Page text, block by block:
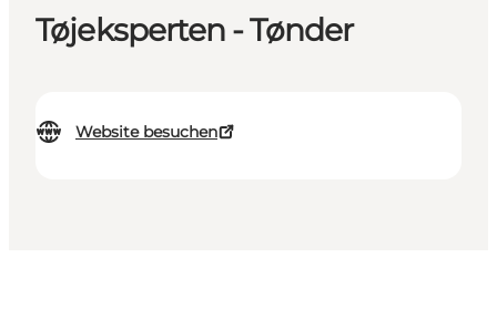
Tøjeksperten - Tønder
Website besuchen